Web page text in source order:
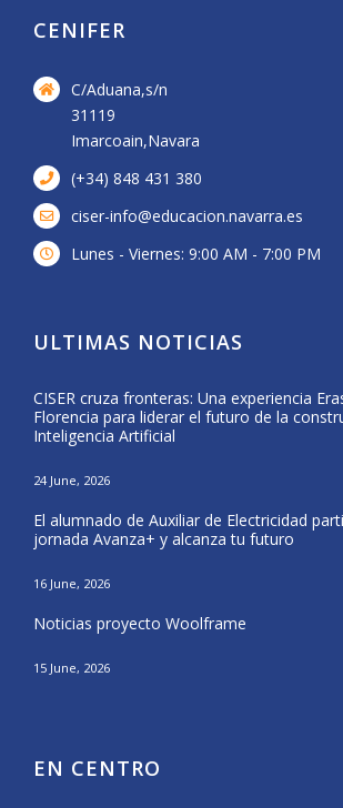
CENIFER
C/Aduana,s/n
31119
Imarcoain,Navara
(+34) 848 431 380
ciser-info@educacion.navarra.es
Lunes - Viernes: 9:00 AM - 7:00 PM
ULTIMAS NOTICIAS
CISER cruza fronteras: Una experiencia
Florencia para liderar el futuro de la
Inteligencia Artificial
24 June, 2026
El alumnado de Auxiliar de Electricidad
jornada Avanza+ y alcanza tu futuro
16 June, 2026
Noticias proyecto Woolframe
15 June, 2026
EN CENTRO